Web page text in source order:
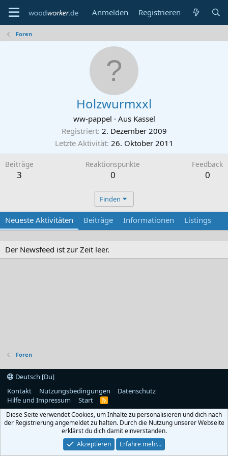
Anmelden Registrieren
Foren
Holzwurmxxl
ww-pappel · Aus Kassel
Registriert 2. Dezember 2009
Letzte Aktivität 26. Oktober 2011
Beiträge
3
Reaktionspunkte
0
Feedback
0
Finden
Neueste Aktivitäten Beiträge Informationen Listings
Der Newsfeed ist zur Zeit leer.
Foren
Deutsch [Du]
Kontakt
Nutzungsbedingungen
Datenschutz
Hilfe und Impressum
Start
R
S
Diese Seite verwendet Cookies, um Inhalte zu personalisieren und dich nach
der Registrierung angemeldet zu halten. Durch die Nutzung unserer Webseite
erklärst du dich damit einverstanden.
Akzeptieren
Erfahre mehr…